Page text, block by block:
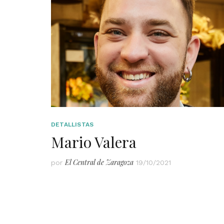
DETALLISTAS
Mario Valera
por El Central de Zaragoza 19/10/2021